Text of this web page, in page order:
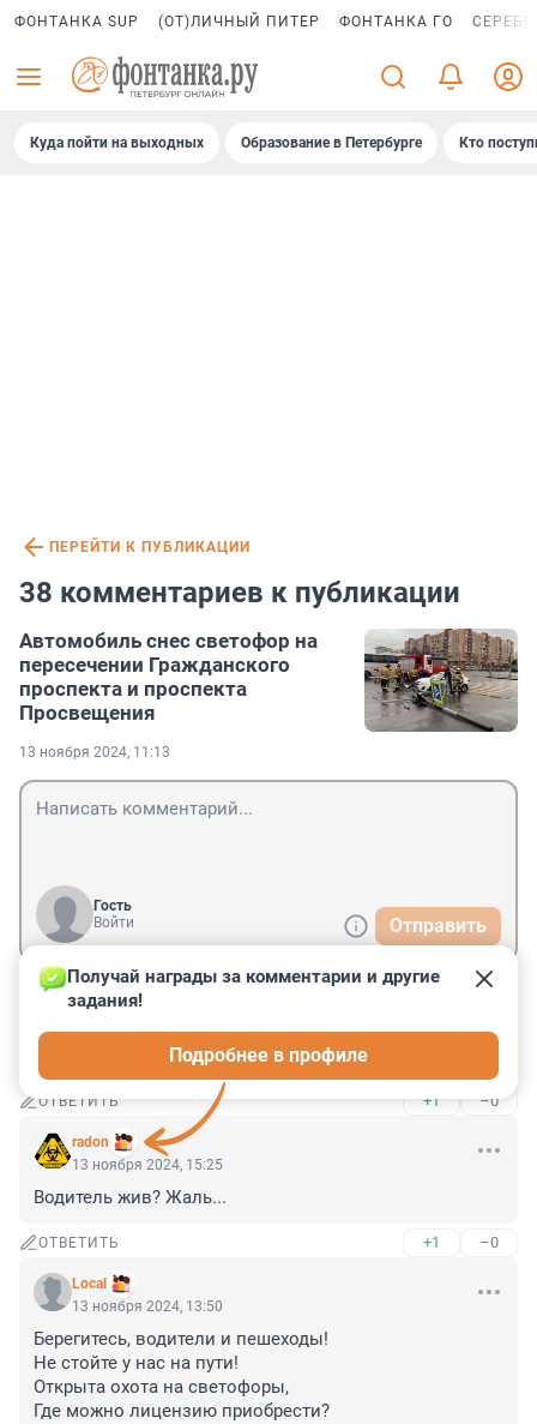
ФОНТАНКА SUP (ОТ)ЛИЧНЫЙ ПИТЕР ФОНТАНКА ГО
Куда пойти на выходных Образование в Петербурге Кто
ПЕРЕЙТИ К ПУБЛИКАЦИИ
38 комментариев к публикации
Автомобиль снес светофор на
пересечении Гражданского
проспекта и проспекта
Просвещения
13 ноября 2024, 11:13
Гость
Войти
Отправить
Гость
Опять незаменимый специалист!
ОТВЕТИТЬ +1 –0
radon
Получай награды за комментарии и другие
задания!
Подробнее в профиле
13 ноября 2024, 15:25
Водитель жив? Жаль...
ОТВЕТИТЬ +1 –0
Local
13 ноября 2024, 13:50
Берегитесь, водители и пешеходы!
Не стойте у нас на пути!
Открыта охота на светофоры,
Где можно лицензию приобрести?